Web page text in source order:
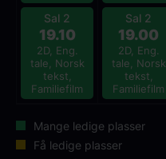
Sal 2
19.10
2D, Eng.
tale, Norsk
tekst,
Familiefilm
Sal 2
19.00
2D, Eng.
tale, Norsk
tekst,
Familiefilm
Mange ledige plasser
Få ledige plasser